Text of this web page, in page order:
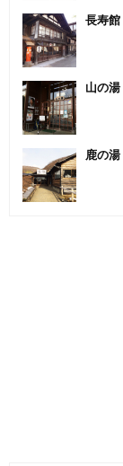
長寿館
山の湯
鹿の湯